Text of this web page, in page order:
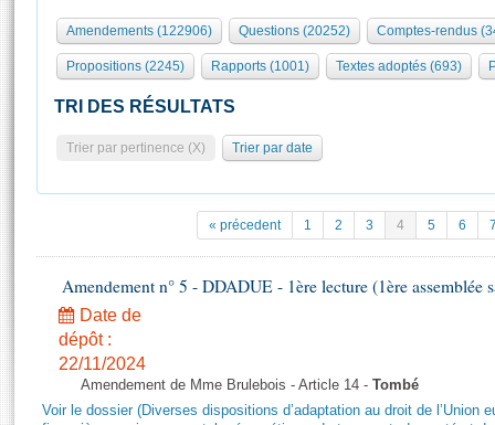
577 députés
Groupes politiques
Commissions et autres organes
Europe et International
Pétitions
Projets de loi
Propositions de loi
Amendements
Textes adoptés
Organisation de l'Assemblée
Présidence Conférence des Présidents Bureau Collège des
Statistiques et chiffres clés
Documents de référence
( Constitution | Règlement de l'Assemblée ... )
Histoire
Juniors
Anciennes législatures
Visite virtuelle du palais Bourbon
Assister à une séance
Contacts et plan d'accès
Photos libres de droit
Amendements (122906) Questions (20252) Comptes-rendus
Propositions (2245) Rapports (1001) Textes adoptés (693)
TRI DES RÉSULTATS
Trier par pertinence (X) Trier par date
« précedent 1 2 3 4 5 6
Amendement n° 5 - DDADUE - 1ère lecture (1ère assemblée
Date de
dépôt :
22/11/2024
Amendement de Mme Brulebois - Article 14 - Tombé
Voir le dossier (Diverses dispositions d’adaptation au droit de l’Union